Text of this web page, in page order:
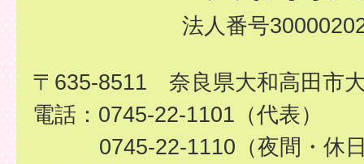
法人番号
〒635-8511 奈良県大和高田市
電話：0745-22-1101（代表）
0745-22-1110（夜間・休